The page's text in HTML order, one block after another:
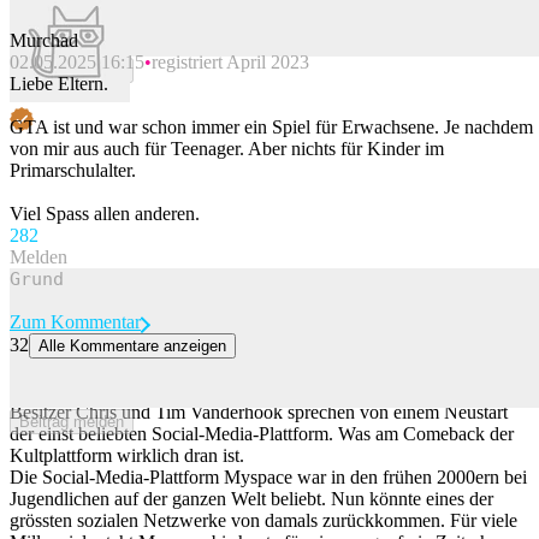
Beitrag melden
Murchad
02.05.2025 16:15 registriert April 2023
Liebe Eltern.
GTA ist und war schon immer ein Spiel für Erwachsene. Je nachdem
von mir aus auch für Teenager. Aber nichts für Kinder im
Primarschulalter.
Viel Spass allen anderen.
282
Melden
Beitrag melden
Zum Kommentar
32 Alle Kommentare anzeigen
Besitzer Chris und Tim Vanderhook sprechen von einem Neustart
der einst beliebten Social-Media-Plattform. Was am Comeback der
Kultplattform wirklich dran ist.
Die Social-Media-Plattform Myspace war in den frühen 2000ern bei
Jugendlichen auf der ganzen Welt beliebt. Nun könnte eines der
grössten sozialen Netzwerke von damals zurückkommen. Für viele